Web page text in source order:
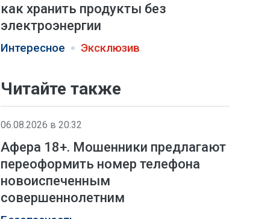
как хранить продукты без
электроэнергии
Интересное Эксклюзив
Читайте также
06.08.2026 в 20:32
Афера 18+. Мошенники предлагают
переоформить номер телефона
новоиспеченным
совершеннолетним